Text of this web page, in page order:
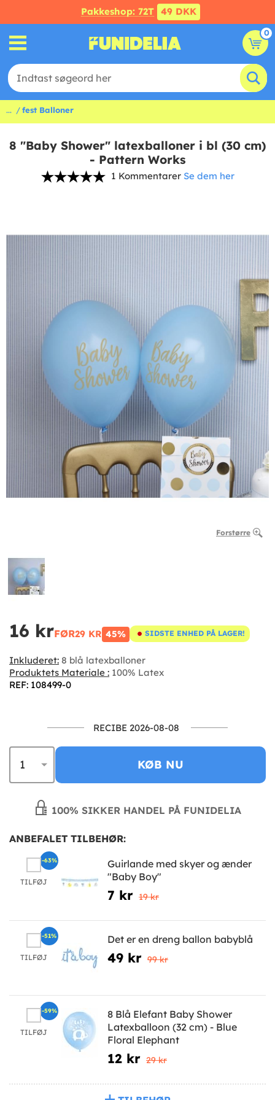
Pakkeshop: 72T 49 DKK
0
... fest Balloner
8 "Baby Shower" latexballoner i bl (30 cm)
- Pattern Works
1 Kommentarer Se dem her
Forstørre
16 krFØR29 KR 45% SIDSTE ENHED PÅ LAGER!
Inkluderet: 8 blå latexballoner
Produktets Materiale : 100% Latex
REF: 108499-0
RECIBE 2026-08-08
KØB NU
100% SIKKER HANDEL PÅ FUNIDELIA
ANBEFALET TILBEHØR:
TILFØJ
Guirlande med skyer og ænder
"Baby Boy"
7 kr 19 kr
-63%
TILFØJ
Det er en dreng ballon babyblå
49 kr 99 kr
-51%
TILFØJ
8 Blå Elefant Baby Shower
Latexballoon (32 cm) - Blue
Floral Elephant
12 kr 29 kr
-59%